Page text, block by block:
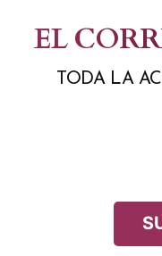
contenido
EL
TODA LA